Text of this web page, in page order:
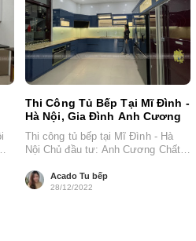
Thi Công Tủ Bếp Tại Mĩ Đình -
Hà Nội, Gia Đình Anh Cương
Thi công tủ bếp tại Mĩ Đình - Hà
Nội Chủ đầu tư: Anh Cương Chất
Acado Tu bếp
28/12/2022